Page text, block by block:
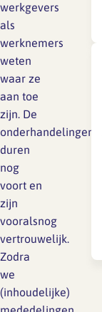
werkgevers
als
werknemers
weten
waar ze
aan toe
zijn. De
onderhandelingen
duren
nog
voort en
zijn
vooralsnog
vertrouwelijk.
Zodra
we
(inhoudelijke)